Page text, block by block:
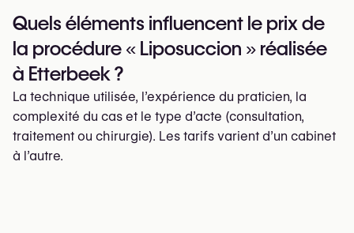
Quels éléments influencent le prix de
la procédure « Liposuccion » réalisée
à Etterbeek ?
La technique utilisée, l’expérience du praticien, la
complexité du cas et le type d’acte (consultation,
traitement ou chirurgie). Les tarifs varient d’un cabinet
à l’autre.